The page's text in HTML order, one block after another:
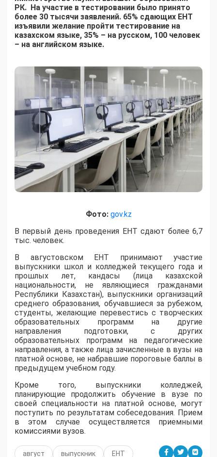
РК. На участие в тестировании было принято
более 30 тысячи заявлений. 65% сдающих ЕНТ
изъявили желание пройти тестирование на
казахском языке, 35% – на русском, 100 человек
– на английском языке.
Фото: gov.kz
В первый день проведения ЕНТ сдают более 6,7
тыс. человек.
В августовском ЕНТ принимают участие
выпускники школ и колледжей текущего года и
прошлых лет, кандасы (лица казахской
национальности, не являющиеся гражданами
Республики Казахстан), выпускники организаций
среднего образования, обучавшиеся за рубежом,
студенты, желающие перевестись с творческих
образовательных программ на другие
направления подготовки, с других
образовательных программ на педагогические
направления, а также лица зачисленные в вузы на
платной основе, не набравшие пороговые баллы в
предыдущем учебном году.
Кроме того, выпускники колледжей,
планирующие продолжить обучение в вузе по
своей специальности на платной основе, могут
поступить по результатам собеседования. Прием
в этом случае осуществляется приемными
комиссиями вузов.
август выпускник ЕНТ